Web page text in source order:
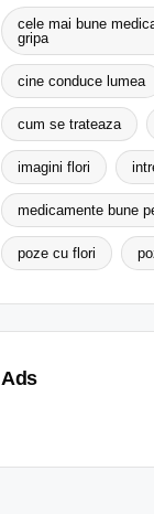
cele mai bune
gripa
cine conduce lumea
cum se trateaza
imagini flori
medicamente bune
poze cu flori
Ads